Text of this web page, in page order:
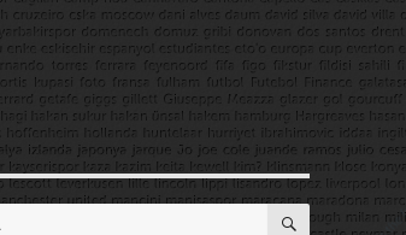
ARA